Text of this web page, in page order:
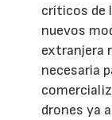
críticos de
nuevos
extranjera
necesaria
drones ya